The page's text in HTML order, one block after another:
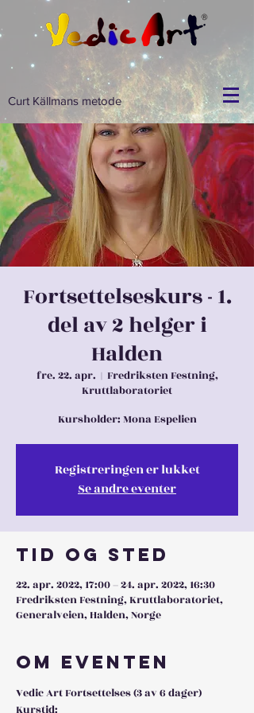
Curt Källmans metode
Fortsettelseskurs - 1.
del av 2 helger i
Halden
fre. 22. apr.
  |
Fredriksten Festning,
Kruttlaboratoriet
Kursholder: Mona Espelien
Registreringen er lukket
Se andre eventer
Tid og sted
22. apr. 2022, 17:00 – 24. apr. 2022, 16:30
Fredriksten Festning, Kruttlaboratoriet,
Generalveien, Halden, Norge
Om eventen
Vedic Art Fortsettelses (3 av 6 dager)
Kurstid: